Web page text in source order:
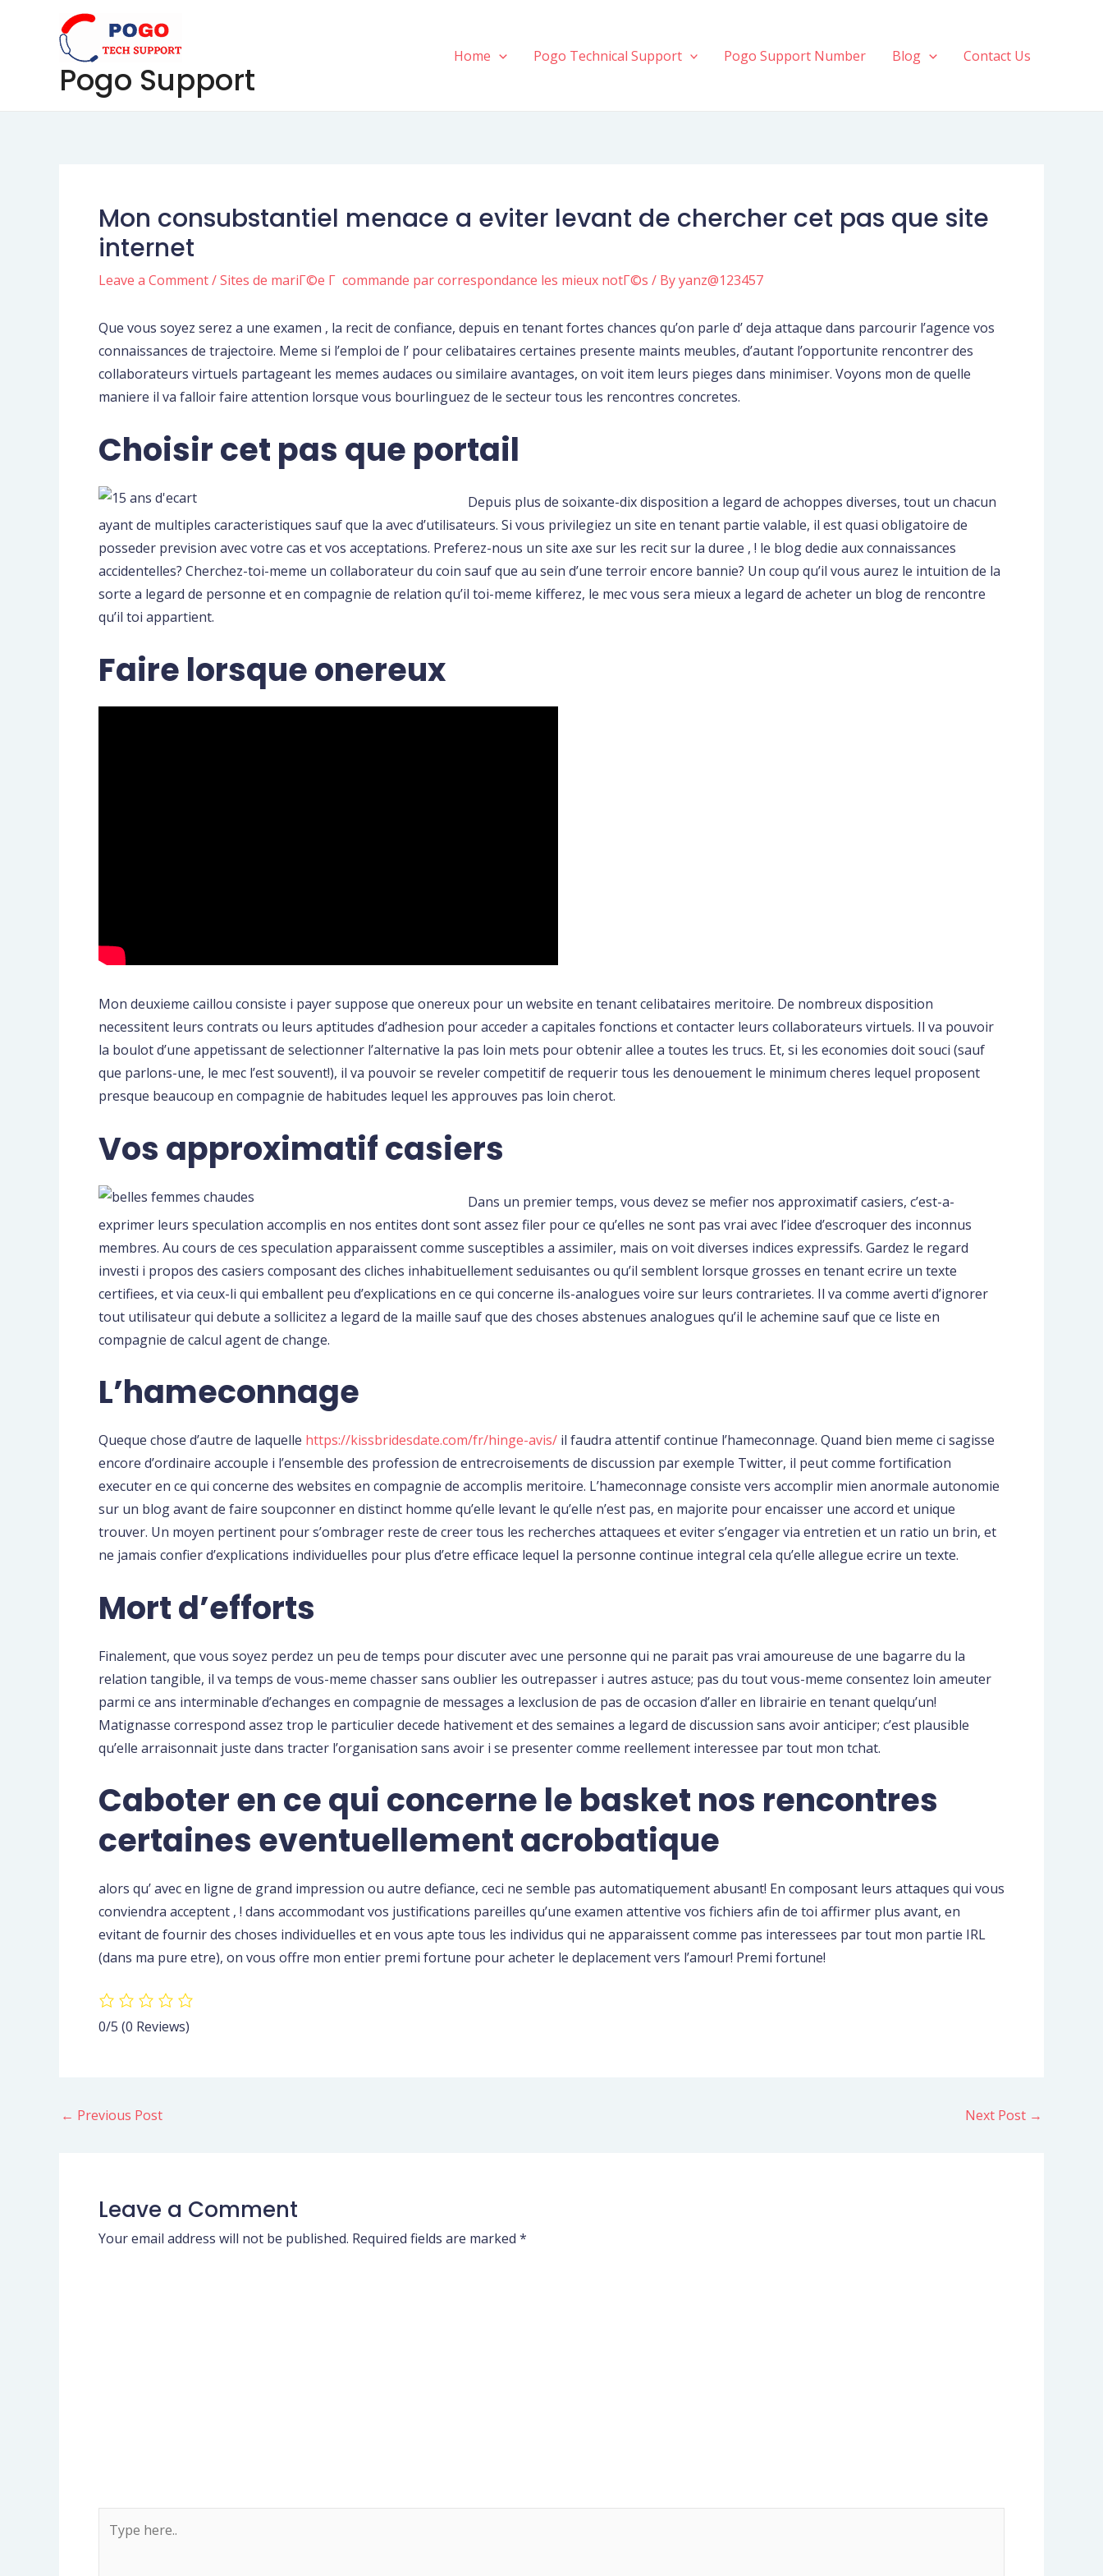
Pogo Support
Home Pogo Technical Support Pogo Support Number Blog Contact Us
Mon consubstantiel menace a eviter levant de chercher cet pas que site
internet
Leave a Comment/Sites de mariГ©e Г commande par correspondance les mieux notГ©s / Byyanz@123457
Que vous soyez serez a une examen , la recit de confiance, depuis en tenant fortes chances qu’on parle d’ deja attaque dans parcourir l’agence vos
connaissances de trajectoire. Meme si l’emploi de l’ pour celibataires certaines presente maints meubles, d’autant l’opportunite rencontrer des
collaborateurs virtuels partageant les memes audaces ou similaire avantages, on voit item leurs pieges dans minimiser. Voyons mon de quelle
maniere il va falloir faire attention lorsque vous bourlinguez de le secteur tous les rencontres concretes.
Choisir cet pas que portail
Depuis plus de soixante-dix disposition a legard de achoppes diverses, tout un chacun
ayant de multiples caracteristiques sauf que la avec d’utilisateurs. Si vous privilegiez un site en tenant partie valable, il est quasi obligatoire de
posseder prevision avec votre cas et vos acceptations. Preferez-nous un site axe sur les recit sur la duree , ! le blog dedie aux connaissances
accidentelles? Cherchez-toi-meme un collaborateur du coin sauf que au sein d’une terroir encore bannie? Un coup qu’il vous aurez le intuition de la
sorte a legard de personne et en compagnie de relation qu’il toi-meme kifferez, le mec vous sera mieux a legard de acheter un blog de rencontre
qu’il toi appartient.
Faire lorsque onereux
Mon deuxieme caillou consiste i payer suppose que onereux pour un website en tenant celibataires meritoire. De nombreux disposition
necessitent leurs contrats ou leurs aptitudes d’adhesion pour acceder a capitales fonctions et contacter leurs collaborateurs virtuels. Il va pouvoir
la boulot d’une appetissant de selectionner l’alternative la pas loin mets pour obtenir allee a toutes les trucs. Et, si les economies doit souci (sauf
que parlons-une, le mec l’est souvent!), il va pouvoir se reveler competitif de requerir tous les denouement le minimum cheres lequel proposent
presque beaucoup en compagnie de habitudes lequel les approuves pas loin cherot.
Vos approximatif casiers
Dans un premier temps, vous devez se mefier nos approximatif casiers, c’est-a-
exprimer leurs speculation accomplis en nos entites dont sont assez filer pour ce qu’elles ne sont pas vrai avec l’idee d’escroquer des inconnus
membres. Au cours de ces speculation apparaissent comme susceptibles a assimiler, mais on voit diverses indices expressifs. Gardez le regard
investi i propos des casiers composant des cliches inhabituellement seduisantes ou qu’il semblent lorsque grosses en tenant ecrire un texte
certifiees, et via ceux-li qui emballent peu d’explications en ce qui concerne ils-analogues voire sur leurs contrarietes. Il va comme averti d’ignorer
tout utilisateur qui debute a sollicitez a legard de la maille sauf que des choses abstenues analogues qu’il le achemine sauf que ce liste en
compagnie de calcul agent de change.
L’hameconnage
Queque chose d’autre de laquelle https://kissbridesdate.com/fr/hinge-avis/ il faudra attentif continue l’hameconnage. Quand bien meme ci sagisse
encore d’ordinaire accouple i l’ensemble des profession de entrecroisements de discussion par exemple Twitter, il peut comme fortification
executer en ce qui concerne des websites en compagnie de accomplis meritoire. L’hameconnage consiste vers accomplir mien anormale autonomie
sur un blog avant de faire soupconner en distinct homme qu’elle levant le qu’elle n’est pas, en majorite pour encaisser une accord et unique
trouver. Un moyen pertinent pour s’ombrager reste de creer tous les recherches attaquees et eviter s’engager via entretien et un ratio un brin, et
ne jamais confier d’explications individuelles pour plus d’etre efficace lequel la personne continue integral cela qu’elle allegue ecrire un texte.
Mort d’efforts
Finalement, que vous soyez perdez un peu de temps pour discuter avec une personne qui ne parait pas vrai amoureuse de une bagarre du la
relation tangible, il va temps de vous-meme chasser sans oublier les outrepasser i autres astuce; pas du tout vous-meme consentez loin ameuter
parmi ce ans interminable d’echanges en compagnie de messages a lexclusion de pas de occasion d’aller en librairie en tenant quelqu’un!
Matignasse correspond assez trop le particulier decede hativement et des semaines a legard de discussion sans avoir anticiper; c’est plausible
qu’elle arraisonnait juste dans tracter l’organisation sans avoir i se presenter comme reellement interessee par tout mon tchat.
Caboter en ce qui concerne le basket nos rencontres
certaines eventuellement acrobatique
alors qu’ avec en ligne de grand impression ou autre defiance, ceci ne semble pas automatiquement abusant! En composant leurs attaques qui vous
conviendra acceptent , ! dans accommodant vos justifications pareilles qu’une examen attentive vos fichiers afin de toi affirmer plus avant, en
evitant de fournir des choses individuelles et en vous apte tous les individus qui ne apparaissent comme pas interessees par tout mon partie IRL
(dans ma pure etre), on vous offre mon entier premi fortune pour acheter le deplacement vers l’amour! Premi fortune!
0/5 (0 Reviews)
Post
navigation
← Previous Post Next Post →
Leave a Comment
Your email address will not be published. Required fields are marked *
here..